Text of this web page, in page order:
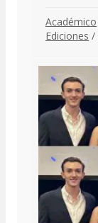
Académico
Ediciones /